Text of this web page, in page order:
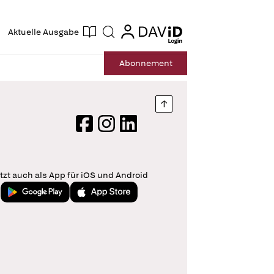
Aktuelle Ausgabe Suche login
login
Abonnement
Nach oben springen
FacebookInstagram
LinkedIn
auch als App für iOS und Android
Jetzt bei Google PlayLaden im App Store